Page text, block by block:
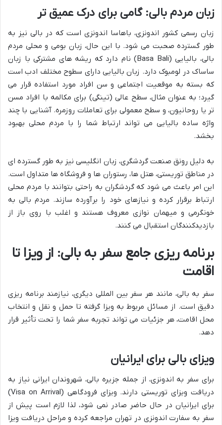
زبان مردم بالی: گامی برای درک عمیق تر
زبان رسمی کشور اندونزی، باهاسا اندونزی است که در بالی نیز به
طور گسترده صحبت می شود. با این حال، زبان بومی و محلی مردم
بالی، بالیایی (Basa Bali) نام دارد که ریشه های مشترکی با زبان
ساساک در لومبوک دارد. زبان بالیایی دارای سطوح مختلف ادب است
که بسته به موقعیت اجتماعی و سن افراد مورد استفاده قرار می
گیرد؛ به عنوان مثال، سطح عالی (تینگی) برای مکالمه با افراد مسن
تر یا روحانیون، و سطح معمولی برای تعاملات روزمره. آشنایی با چند
واژه ساده بالیایی می تواند ارتباط شما را با مردم محلی بهبود
بخشد.
به دلیل رونق صنعت گردشگری، زبان انگلیسی نیز به طور گسترده ای
در مناطق توریستی، هتل ها، رستوران ها و فروشگاه ها متداول است.
این امر باعث می شود که گردشگران به راحتی بتوانند با مردم محلی
ارتباط برقرار کرده و نیازهای خود را برآورده سازند. مردم بالی به
خونگرمی و میهمان نوازی معروف هستند و اغلب با روی باز از
بازدیدکنندگان استقبال می کنند.
برنامه ریزی جامع سفر به بالی: از ویزا تا
اقامت
سفر به بالی، مانند هر سفر بین المللی دیگری، نیازمند برنامه ریزی
دقیق است. از مسائل مربوط به ویزا گرفته تا حمل و نقل و انتخاب
محل اقامت، هر جزئیات می تواند تجربه سفر شما را تحت تأثیر قرار
دهد.
ویزای بالی برای ایرانیان
برای سفر به اندونزی، از جمله جزیره بالی، شهروندان ایرانی نیاز به
دریافت ویزای توریستی دارند. ویزای فرودگاهی (Visa on Arrival)
برای ایرانیان در حال حاضر صادر نمی شود، لذا لازم است پیش از
سفر به سفارت اندونزی در تهران مراجعه کرده و مراحل دریافت ویزا